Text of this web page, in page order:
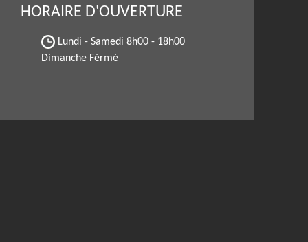
HORAIRE D'OUVERTURE
Lundi - Samedi 8h00 - 18h00
Dimanche Férmé